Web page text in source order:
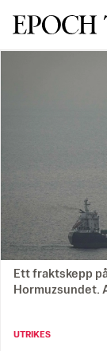
Svenska
Ett fraktskepp
Hormuzsundet.
UTRIKES